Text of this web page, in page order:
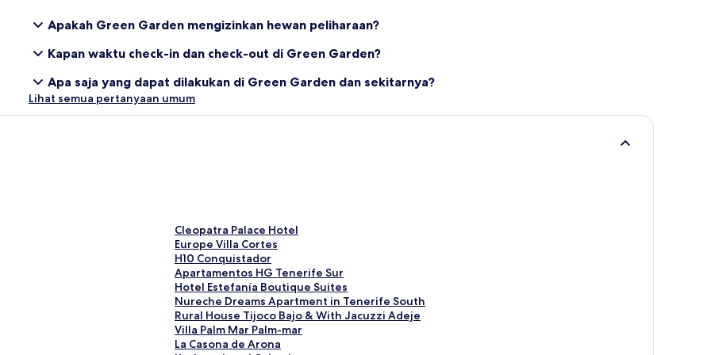
Apakah Green Garden mengizinkan hewan peliharaan?
Kapan waktu check-in dan check-out di Green Garden?
Apa saja yang dapat dilakukan di Green Garden dan sekitarnya?
Lihat semua pertanyaan umum
Cleopatra Palace Hotel
T
a
u
t
a
n
S
t
a
Europe Villa Cortes
T
a
u
t
a
n
S
t
H10 Conquistador
T
a
u
t
a
n
S
Apartamentos HG Tenerife Sur
T
a
u
t
a
n
Hotel Estefanía Boutique Suites
T
a
u
t
a
Nureche Dreams Apartment in Tenerife South
T
a
u
t
Rural House Tijoco Bajo & With Jacuzzi Adeje
T
a
u
Villa Palm Mar Palm-mar
T
a
La Casona de Arona
T